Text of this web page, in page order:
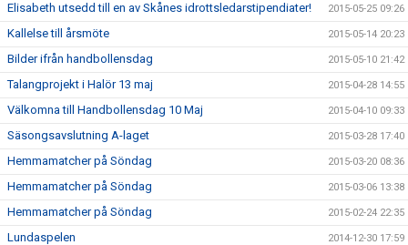
Elisabeth utsedd till en av Skånes idrottsledarstipendiater! 2015-05-25 09:26
Kallelse till årsmöte 2015-05-14 20:23
Bilder ifrån handbollensdag 2015-05-10 21:42
Talangprojekt i Halör 13 maj 2015-04-28 14:55
Välkomna till Handbollensdag 10 Maj 2015-04-10 09:33
Säsongsavslutning A-laget 2015-03-28 17:40
Hemmamatcher på Söndag 2015-03-20 08:36
Hemmamatcher på Söndag 2015-03-06 13:38
Hemmamatcher på Söndag 2015-02-24 22:35
Lundaspelen 2014-12-30 17:59